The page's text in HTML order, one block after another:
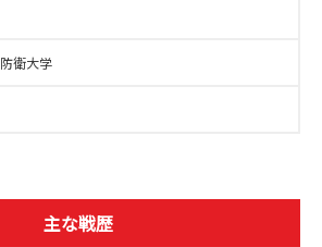
防衛大学
主な戦歴